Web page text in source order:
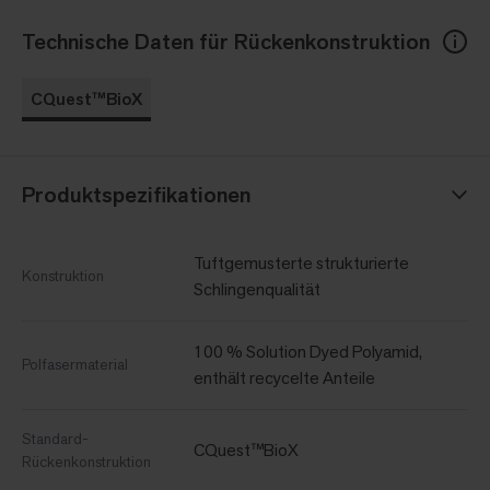
Technische Daten für Rückenkonstruktion
CQuest™BioX
Produktspezifikationen
Konstruktion
Tuftgemusterte strukturierte
Schlingenqualität
Polfasermaterial
100 % Solution Dyed Polyamid,
enthält recycelte Anteile
Standard-
Rückenkonstruktion
CQuest™BioX